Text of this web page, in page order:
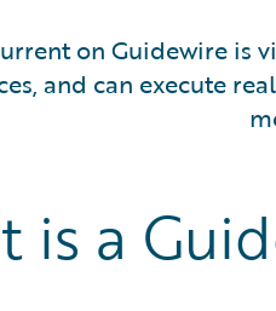
on Guidewire is
and can execute
is a